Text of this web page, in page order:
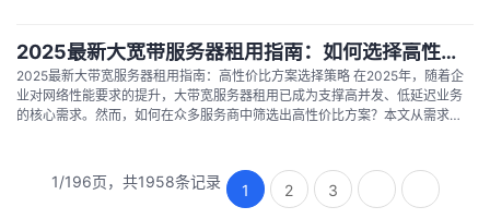
2025最新大宽带服务器租用指南：如何选择高性价比方案？
2025最新大带宽服务器租用指南：高性价比方案选择策略 在2025年，随着企
业对网络性能要求的提升，大带宽服务器租用已成为支撑高并发、低延迟业务
的核心需求。然而，如何在众多服务商中筛选出高性价比方案？本文从需求分
1/196页，共1958条记录 1 2 3